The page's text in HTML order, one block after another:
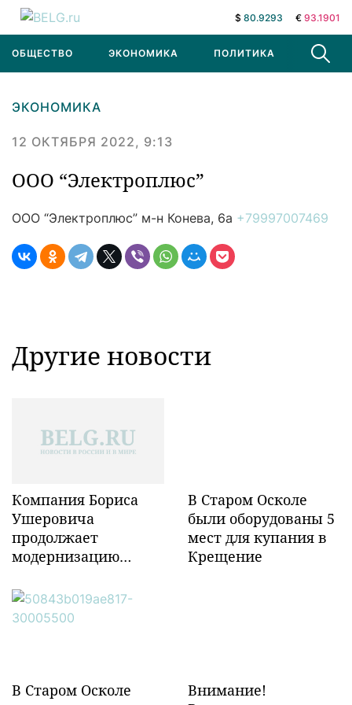
$ 80.9293 € 93.1901
ОБЩЕСТВО ЭКОНОМИКА ПОЛИТИКА В МИРЕ
ЭКОНОМИКА
12 ОКТЯБРЯ 2022, 9:13
ООО “Электроплюс”
ООО “Электроплюс” м-н Конева, 6а +79997007469
Другие новости
Компания Бориса
Ушеровича
продолжает
модернизацию
инфраструктуры в
Забайкалье
В Старом Осколе
были оборудованы 5
мест для купания в
Крещение
В Старом Осколе
Внимание!